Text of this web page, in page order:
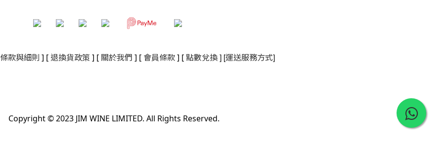
條款與細則 ] [ 退換貨政策 ] [ 關於我們 ] [ 會員條款 ] [點數兌換] [運送服務方式]
Copyright © 2023 JIM WINE LIMITED. All Rights Reserved.